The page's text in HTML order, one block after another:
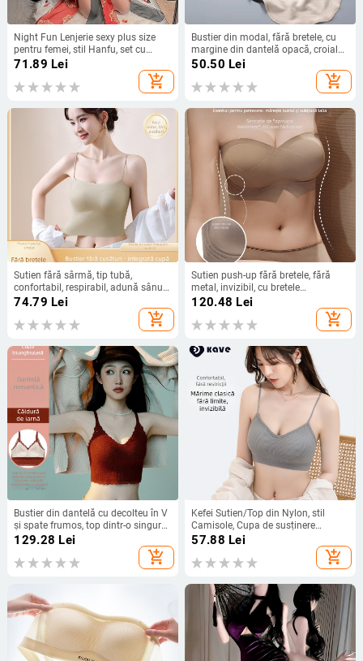
Night Fun Lenjerie sexy plus size
pentru femei, stil Hanfu, set cu
cordon abdominal, rochie de
71.89 Lei
add_shopping_cart
Bustier din modal, fără bretele, cu
margine din dantelă opacă, croială
scurtă, anti-expunere
50.50 Lei
add_shopping_cart
Sutien fără sârmă, tip tubă,
confortabil, respirabil, adună sânul
și sprijină spatele, potrivit pentru
74.79 Lei
add_shopping_cart
Sutien push-up fără bretele, fără
metal, invizibil, cu bretele
detașabile, anti-derapare la spate,
120.48 Lei
add_shopping_cart
Bustier din dantelă cu decolteu în V
și spate frumos, top dintr-o singură
bucată, cupe 3D triunghiulare
129.28 Lei
add_shopping_cart
Kefei Sutien/Top din Nylon, stil
Camisole, Cupa de susținere
superioară, Cupe medii, Înfășurare a
pieptului, Spate frumos, Vara 2024
57.88 Lei
add_shopping_cart